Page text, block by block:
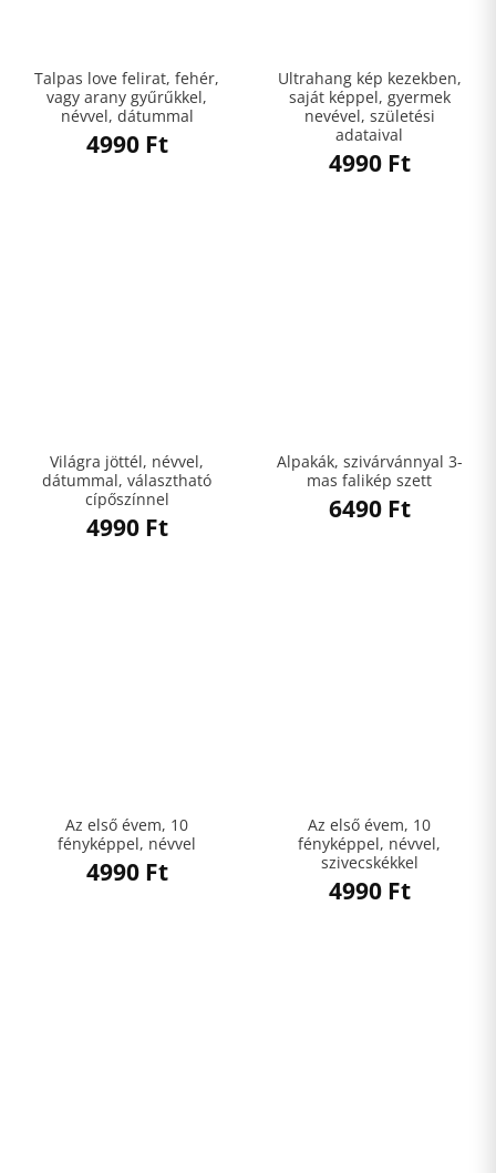
Talpas love felirat, fehér,
vagy arany gyűrűkkel,
névvel, dátummal
4990 Ft
Ultrahang kép kezekben,
saját képpel, gyermek
nevével, születési
adataival
4990 Ft
Világra jöttél, névvel,
dátummal, választható
cípőszínnel
4990 Ft
Alpakák, szivárvánnyal 3-
mas falikép szett
6490 Ft
Az első évem, 10
fényképpel, névvel
4990 Ft
Az első évem, 10
fényképpel, névvel,
szivecskékkel
4990 Ft